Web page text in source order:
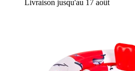
Livraison jusqu'au 17 août